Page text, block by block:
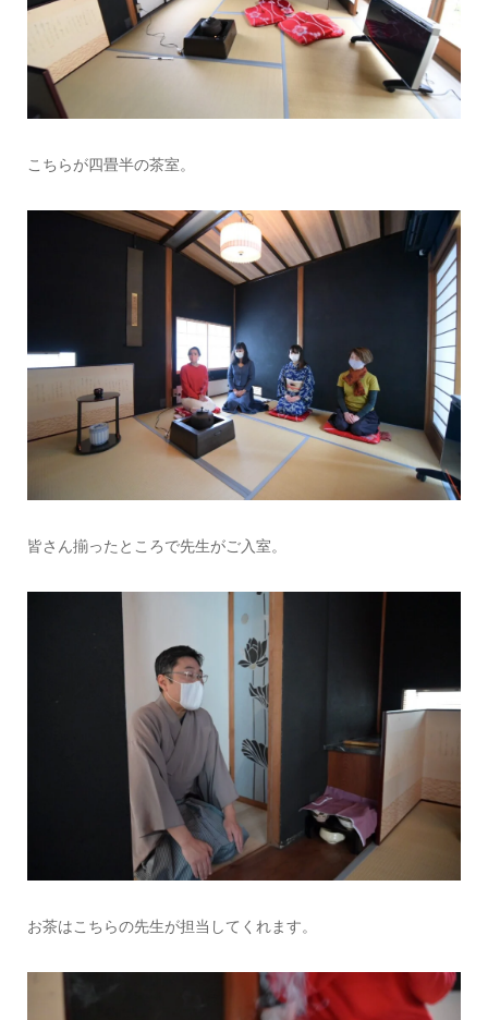
こちらが四畳半の茶室。
皆さん揃ったところで先生がご入室。
お茶はこちらの先生が担当してくれます。